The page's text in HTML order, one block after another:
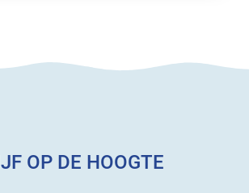
OP DE HOOGTE